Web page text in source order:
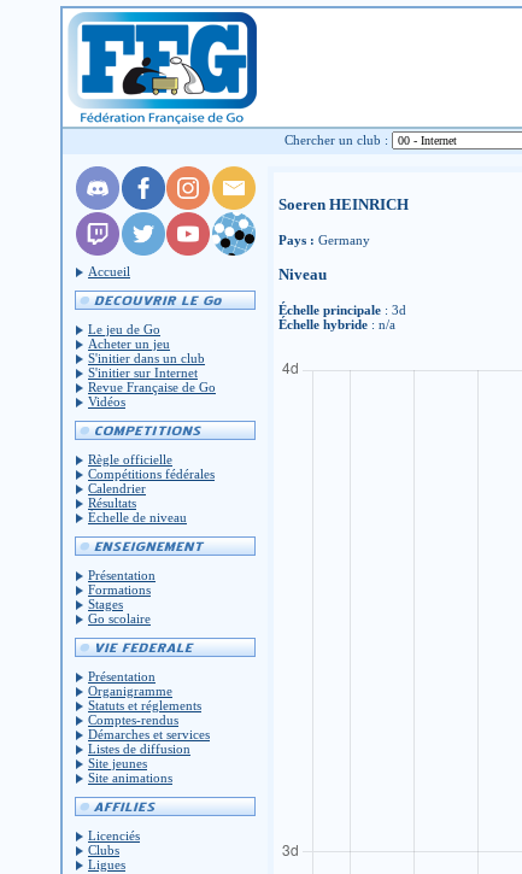
Chercher un club :
Accueil
Le jeu de Go
Acheter un jeu
S'initier dans un club
S'initier sur Internet
Revue Française de Go
Vidéos
Règle officielle
Compétitions fédérales
Calendrier
Résultats
Échelle de niveau
Présentation
Formations
Stages
Go scolaire
Présentation
Organigramme
Statuts et réglements
Comptes-rendus
Démarches et services
Listes de diffusion
Site jeunes
Site animations
Licenciés
Clubs
Ligues
Soeren HEINRICH
Pays : Germany
Niveau
Échelle principale : 3d
Échelle hybride : n/a